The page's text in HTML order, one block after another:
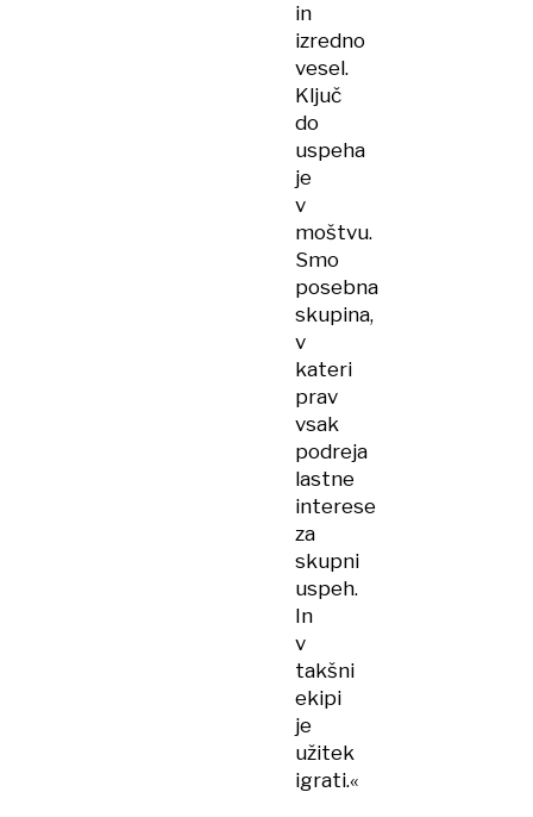
in
izredno
vesel.
Ključ
do
uspeha
je
v
moštvu.
Smo
posebna
skupina,
v
kateri
prav
vsak
podreja
lastne
interese
za
skupni
uspeh.
In
v
takšni
ekipi
je
užitek
igrati.«